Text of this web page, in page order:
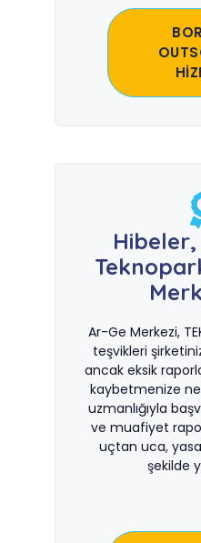
Ar-Ge Merkezi,
teşvikleri
ancak eksik
kaybetmenize
uzmanlığıyla
ve muafiyet
uçtan uca,
şekilde